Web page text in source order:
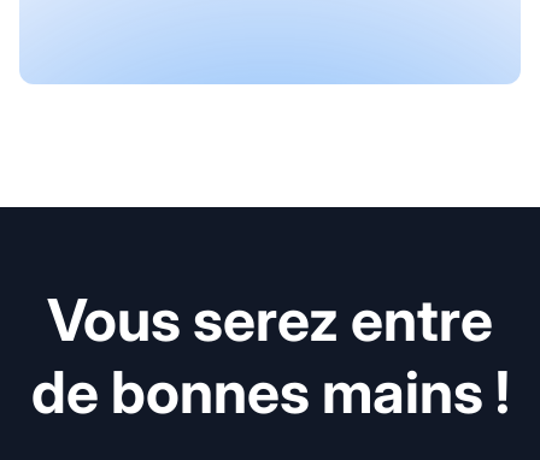
Vous serez entre
de bonnes mains !